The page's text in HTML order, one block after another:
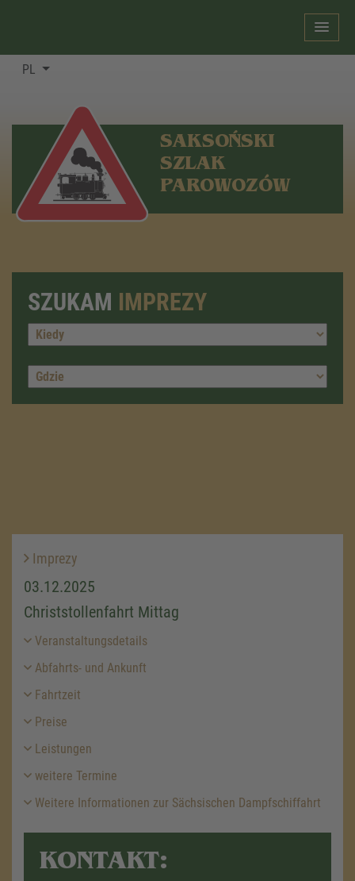
PL
SAKSOŃSKI
SZLAK
PAROWOZÓW
SZUKAM IMPREZY
Imprezy
03.12.2025
Christstollenfahrt Mittag
Veranstaltungsdetails
Abfahrts- und Ankunft
Fahrtzeit
Preise
Leistungen
weitere Termine
Weitere Informationen zur Sächsischen Dampfschiffahrt
KONTAKT: